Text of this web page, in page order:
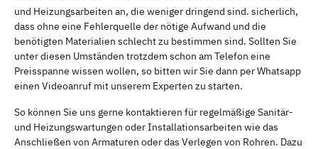
und Heizungsarbeiten an, die weniger dringend sind. sicherlich,
dass ohne eine Fehlerquelle der nötige Aufwand und die
benötigten Materialien schlecht zu bestimmen sind. Sollten Sie
unter diesen Umständen trotzdem schon am Telefon eine
Preisspanne wissen wollen, so bitten wir Sie dann per Whatsapp
einen Videoanruf mit unserem Experten zu starten.
So können Sie uns gerne kontaktieren für regelmäßige Sanitär-
und Heizungswartungen oder Installationsarbeiten wie das
Anschließen von Armaturen oder das Verlegen von Rohren. Dazu